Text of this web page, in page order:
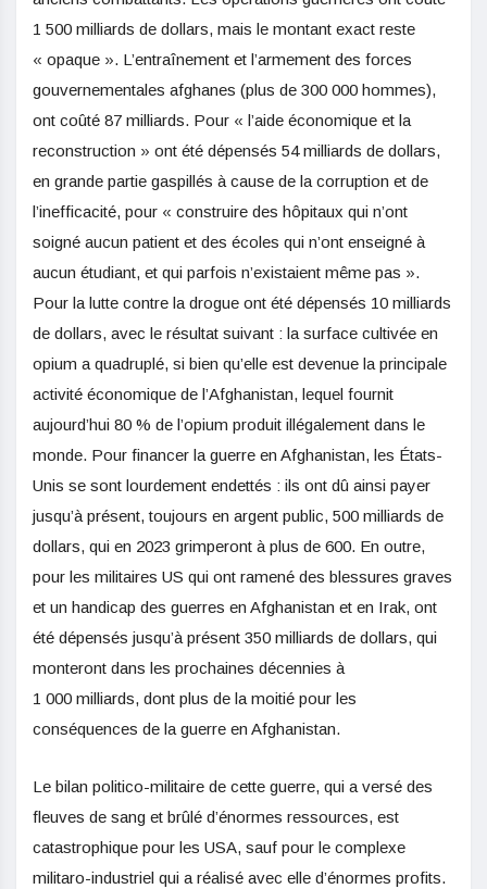
1 500 milliards de dollars, mais le montant exact reste
« opaque ». L’entraînement et l’armement des forces
gouvernementales afghanes (plus de 300 000 hommes),
ont coûté 87 milliards. Pour « l’aide économique et la
reconstruction » ont été dépensés 54 milliards de dollars,
en grande partie gaspillés à cause de la corruption et de
l’inefficacité, pour « construire des hôpitaux qui n’ont
soigné aucun patient et des écoles qui n’ont enseigné à
aucun étudiant, et qui parfois n’existaient même pas ».
Pour la lutte contre la drogue ont été dépensés 10 milliards
de dollars, avec le résultat suivant : la surface cultivée en
opium a quadruplé, si bien qu’elle est devenue la principale
activité économique de l’Afghanistan, lequel fournit
aujourd’hui 80 % de l’opium produit illégalement dans le
monde. Pour financer la guerre en Afghanistan, les États-
Unis se sont lourdement endettés : ils ont dû ainsi payer
jusqu’à présent, toujours en argent public, 500 milliards de
dollars, qui en 2023 grimperont à plus de 600. En outre,
pour les militaires US qui ont ramené des blessures graves
et un handicap des guerres en Afghanistan et en Irak, ont
été dépensés jusqu’à présent 350 milliards de dollars, qui
monteront dans les prochaines décennies à
1 000 milliards, dont plus de la moitié pour les
conséquences de la guerre en Afghanistan.
Le bilan politico-militaire de cette guerre, qui a versé des
fleuves de sang et brûlé d’énormes ressources, est
catastrophique pour les USA, sauf pour le complexe
militaro-industriel qui a réalisé avec elle d’énormes profits.